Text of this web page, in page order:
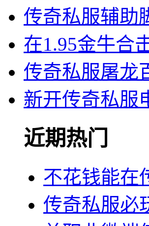
传奇私服辅助
在1.95金牛合
传奇私服屠龙
新开传奇私服
近期热门
不花钱能在
传奇私服必